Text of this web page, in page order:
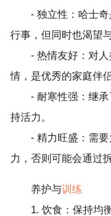
- 独立性：哈士奇
行事，但同时也渴望
- 热情友好：对人
情，是优秀的家庭伴侣
- 耐寒性强：继承
持活力。
- 精力旺盛：需要
力，否则可能会通过
养护与训练
1. 饮食：保持均衡